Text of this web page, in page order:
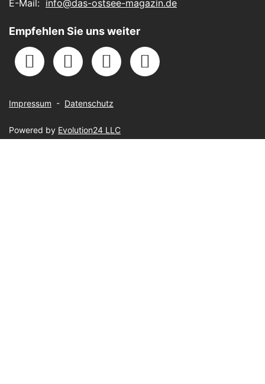
E-Mail: info@das-ostsee-magazin.de
Empfehlen Sie uns weiter
Impressum - Datenschutz
Powered by Evolution24 LLC